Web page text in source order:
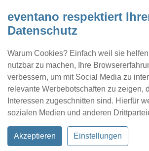
eventano respektiert
Datenschutz
Warum Cookies? Einfach weil sie
nutzbar zu machen, Ihre
verbessern, um mit Social Media zu
relevante Werbebotschaften zu zeigen,
Interessen zugeschnitten sind. Hierfür
sozialen Medien und anderen
Akzeptieren Einstellungen
Kontakt Location